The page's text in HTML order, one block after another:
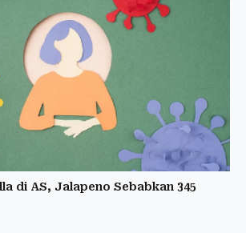
di AS, Jalapeno Sebabkan 345